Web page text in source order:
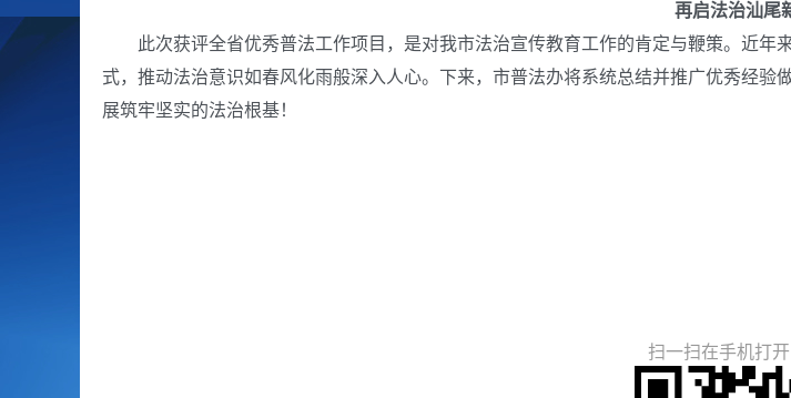
再启法治汕尾
此次获评全省优秀普法工作项目，是对我市法治宣传教育工作的肯定与鞭策。近
式，推动法治意识如春风化雨般深入人心。下来，市普法办将系统总结并推广优秀经
展筑牢坚实的法治根基！
扫一扫在手机打